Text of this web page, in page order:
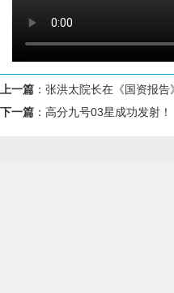
上一篇 ： 张洪太院长在《国资报告
下一篇 ： 高分九号03星成功发射！